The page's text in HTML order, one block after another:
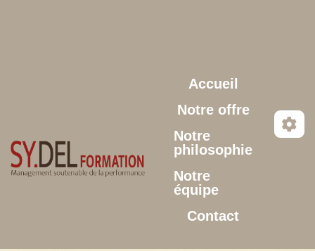
Accueil
Notre offre
Notre
philosophie
Notre
équipe
Contact